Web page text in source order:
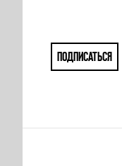
ПОДПИСАТЬСЯ